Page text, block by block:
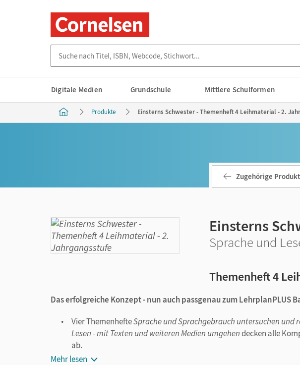
Digitale Medien Grundschule Mittlere Schulformen
Produkte Einsterns Schwester - Themenheft 4 Leihmaterial - 2.
Zugehörige
Einsterns
Sprache und
Themenheft 4
Das erfolgreiche Konzept - nun auch passgenau zum LehrplanPLUS
Vier ThemenhefteSprache und Sprachgebrauch untersuchen und
Lesen - mit Texten und weiteren Medien umgehendecken alle
ab.
Mehr lesen